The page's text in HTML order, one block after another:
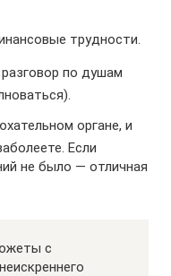
трудности.
по душам
органе, и
Если
не было — отличная
с